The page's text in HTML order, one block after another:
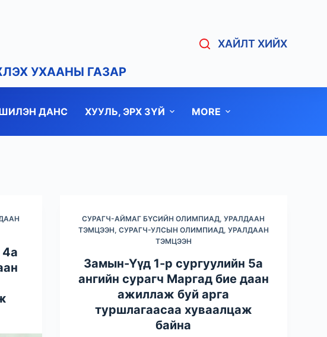
УХААНЫ ГАЗАР
ХАЙЛТ ХИЙХ
ДАНС ХУУЛЬ, ЭРХ ЗҮЙ MORE
4а
СУРАГЧ-АЙМАГ БҮСИЙН ОЛИМПИАД, УРАЛДААН
ТЭМЦЭЭН, СУРАГЧ-УЛСЫН ОЛИМПИАД, УРАЛДААН
ТЭМЦЭЭН
Замын-Үүд 1-р сургуулийн 5а
ангийн сурагч Маргад бие даан
ажиллаж буй арга
туршлагаасаа хуваалцаж
байна